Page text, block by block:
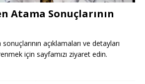
Atama Sonuçlarının
açıklamaları ve detayları
için sayfamızı ziyaret edin.